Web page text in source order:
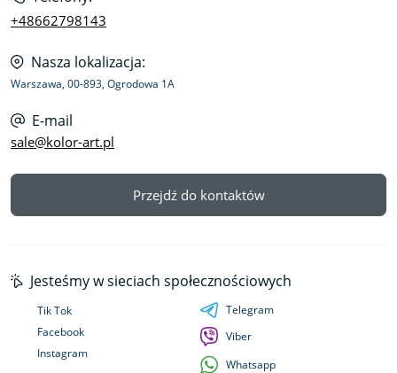
+48662798143
Nasza lokalizacja:
Warszawa, 00-893, Ogrodowa 1A
E-mail
sale@kolor-art.pl
Przejdź do kontaktów
Jesteśmy w sieciach społecznościowych
Tik Tok
Facebook
Instagram
Telegram
Viber
Whatsapp